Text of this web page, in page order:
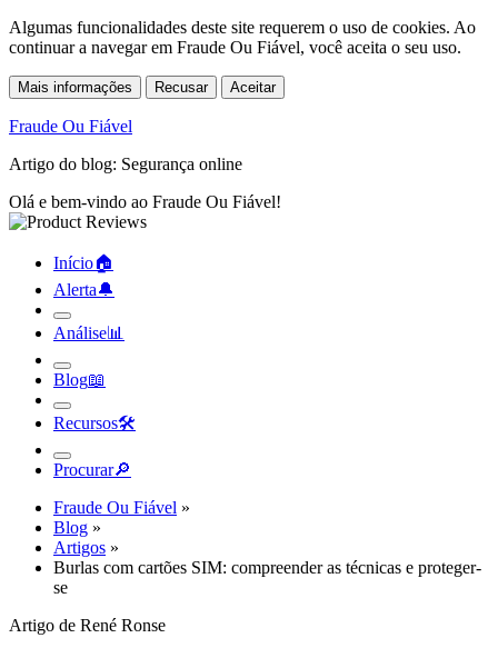
Algumas funcionalidades deste site requerem o uso de cookies. Ao
continuar a navegar em Fraude Ou Fiável, você aceita o seu uso.
Mais informações Recusar Aceitar
Fraude Ou Fiável
Artigo do blog: Segurança online
Olá e bem-vindo ao Fraude Ou Fiável!
Início🏠︎
Alerta🔔︎
Análise📊︎
Blog📖︎
Recursos🛠︎
Procurar🔎︎
Fraude Ou Fiável »
Blog »
Artigos »
Burlas com cartões SIM: compreender as técnicas e proteger-
se
Artigo de René Ronse